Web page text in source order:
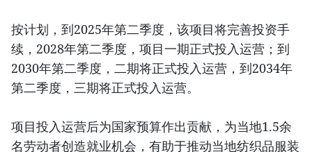
按计划，到2025年第二季度，该项目将完善投资手
续，2028年第二季度，项目一期正式投入运营；到
2030年第二季度，二期将正式投入运营，到2034年
第二季度，三期将正式投入运营。
项目投入运营后为国家预算作出贡献，为当地1.5余
名劳动者创造就业机会，有助于推动当地纺织品服装